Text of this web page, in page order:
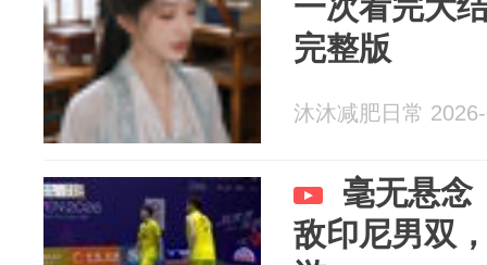
完整版
沐沐减肥日常
毫无悬念
敌印尼男双